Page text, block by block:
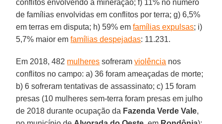
conflitos envolvendo a mineração; f) 11% no número
de famílias envolvidas em conflitos por terra; g) 6,5%
em terras em disputa; h) 59% emfamílias expulsas; i)
5,7% maior em famílias despejadas: 11.231.
Em 2018, 482 mulheres sofreramviolência nos
conflitos no campo: a) 36 foram ameaçadas de morte;
b) 6 sofreram tentativas de assassinato; c) 15 foram
presas (10 mulheres sem-terra foram presas em julho
de 2018 durante ocupação da Fazenda Verde Vale,